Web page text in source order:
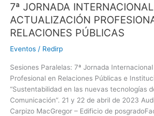
7ª JORNADA
ACTUALIZACIÓN
RELACIONES PÚBLICAS
Eventos / Redirp
Sesiones Paralelas: 7ª Jornada
Profesional en Relaciones Públicas e
“Sustentabilidad en las nuevas tecnologías
Comunicación”. 21 y 22 de abril de 2023
Carpizo MacGregor – Edificio de